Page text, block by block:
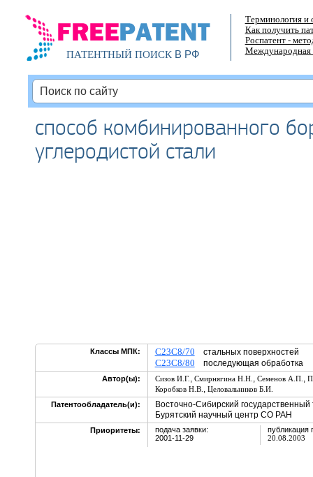
ПАТЕНТНЫЙ ПОИСКВ РФ
Терминология и
Как получить
Роспатент -
Международная
способ комбинированного
углеродистой стали
Классы МПК: C23C8/70 стальных поверхностей
C23C8/80 последующая обработка
Автор(ы): Сизов И.Г. , Смирнягина Н.Н. , Семенов А.П. ,
Коробков Н.В. , Целовальников Б.И.
Патентообладатель(и):
Восточно-Сибирский государственный
Бурятский научный центр СО РАН
Приоритеты:
подача заявки:
2001-11-29
публикация
20.08.2003